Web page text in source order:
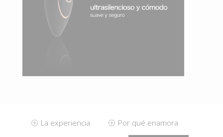
P La experiencia P Por qué enamora